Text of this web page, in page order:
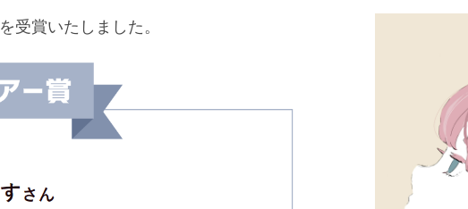
を受賞いたしました。